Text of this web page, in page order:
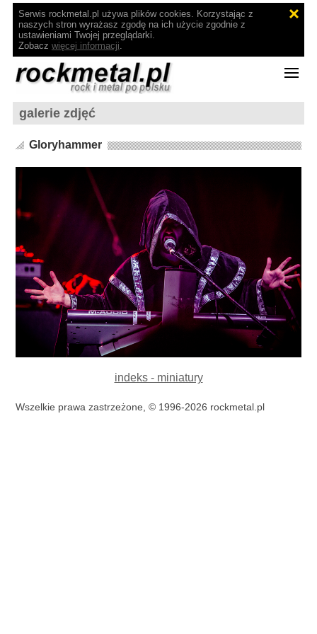
Serwis rockmetal.pl używa plików cookies. Korzystając z
naszych stron wyrażasz zgodę na ich użycie zgodnie z
ustawieniami Twojej przeglądarki.
Zobacz więcej informacji.
galerie zdjęć
Gloryhammer
indeks - miniatury
Wszelkie prawa zastrzeżone, © 1996-2026 rockmetal.pl